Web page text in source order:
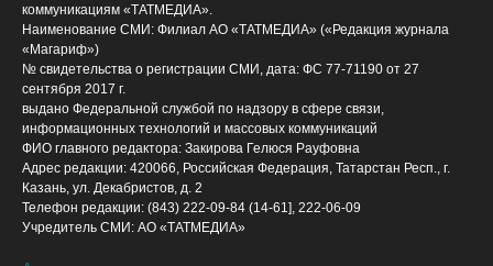
коммуникациям «ТАТМЕДИА».
Наименование СМИ: Филиал АО «ТАТМЕДИА» («Редакция журнала
«Магариф»)
№ свидетельства о регистрации СМИ, дата: ФС 77-71190 от 27
сентября 2017 г.
выдано Федеральной службой по надзору в сфере связи,
информационных технологий и массовых коммуникаций
ФИО главного редактора: Закирова Гелюся Рауфовна
Адрес редакции: 420066, Российская Федерация, Татарстан Респ., г.
Казань, ул. Декабристов, д. 2
Телефон редакции: (843) 222-09-84 (14-61], 222-06-09
Учредитель СМИ: АО «ТАТМЕДИА»